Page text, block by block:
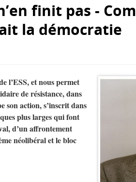
finit pas -
la démocratie
l’ESS, et nous permet
de résistance, dans
son action, s’inscrit dans
plus larges qui font
d’un affrontement
néolibéral et le bloc